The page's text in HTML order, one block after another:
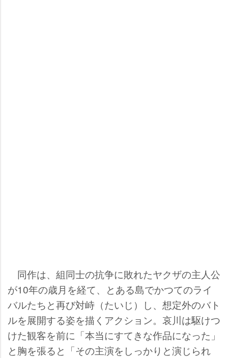
同作は、組同士の抗争に敗れたヤクザの主人公
が10年の歳月を経て、とある島でかつてのライ
バルたちと再び対峙（たいじ）し、想定外のバト
ルを展開する姿を描くアクション。哀川は駆けつ
けた観客を前に「本当にすてきな作品になった」
と胸を張ると「その主演をしっかりと演じられ